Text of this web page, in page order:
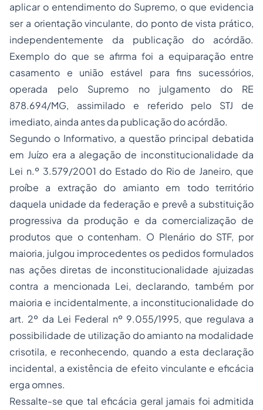
aplicar o entendimento do Supremo, o que evidencia
ser a orientação vinculante, do ponto de vista prático,
independentemente da publicação do acórdão.
Exemplo do que se afirma foi a equiparação entre
casamento e união estável para fins sucessórios,
operada pelo Supremo no julgamento do RE
878.694/MG, assimilado e referido pelo STJ de
imediato, ainda antes da publicação do acórdão.
Segundo o Informativo, a questão principal debatida
em Juízo era a alegação de inconstitucionalidade da
Lei n.º 3.579/2001 do Estado do Rio de Janeiro, que
proíbe a extração do amianto em todo território
daquela unidade da federação e prevê a substituição
progressiva da produção e da comercialização de
produtos que o contenham. O Plenário do STF, por
maioria, julgou improcedentes os pedidos formulados
nas ações diretas de inconstitucionalidade ajuizadas
contra a mencionada Lei, declarando, também por
maioria e incidentalmente, a inconstitucionalidade do
art. 2º da Lei Federal nº 9.055/1995, que regulava a
possibilidade de utilização do amianto na modalidade
crisotila, e reconhecendo, quando a esta declaração
incidental, a existência de efeito vinculante e eficácia
erga omnes.
Ressalte-se que tal eficácia geral jamais foi admitida